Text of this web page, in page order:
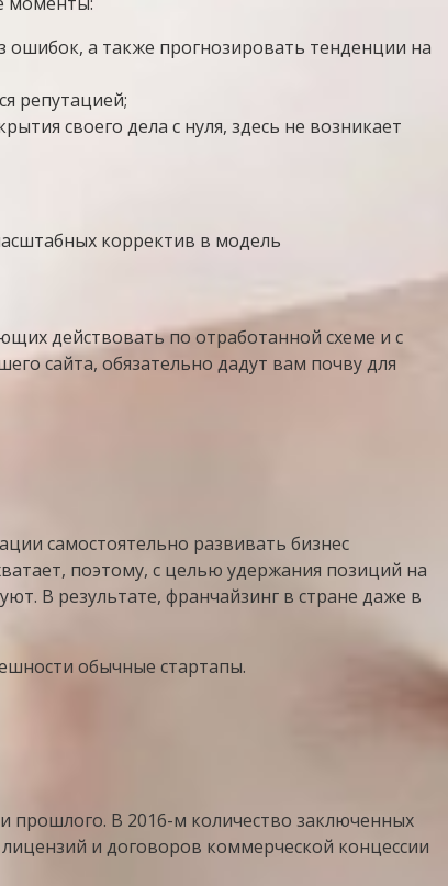
ошибок, а также прогнозировать тенденции на
репутацией;
своего дела с нуля, здесь не возникает
корректив в модель
действовать по отработанной схеме и с
сайта, обязательно дадут вам почву для
самостоятельно развивать бизнес
поэтому, с целью удержания позиций на
В результате, франчайзинг в стране даже в
обычные стартапы.
прошлого. В 2016-м количество заключенных
и договоров коммерческой концессии